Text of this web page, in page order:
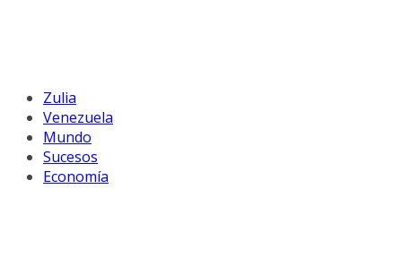
Zulia
Venezuela
Mundo
Sucesos
Economía